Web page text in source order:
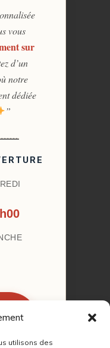
utilisons des
vous
sur
d’un
notre
dédiée
”